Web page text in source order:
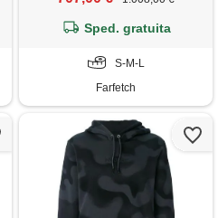
Sped. gratuita
S-M-L
Farfetch